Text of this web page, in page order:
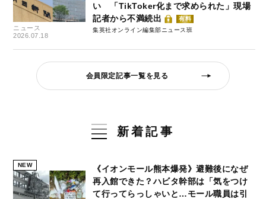
ニュース
2026.07.18
い 「TikToker化まで求められた」現場
記者から不満続出
有料
集英社オンライン編集部ニュース班
会員限定記事一覧を見る
新着記事
NEW
《イオンモール熊本爆発》避難後になぜ
再入館できた？ハビタ幹部は「気をつけ
て行ってらっしゃいと…モール職員は引